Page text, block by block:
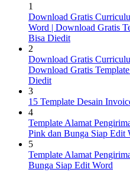
1
Download Gratis
Word | Download Gratis
Bisa Diedit
2
Download Gratis
Download Gratis
Diedit
3
15 Template Desain
4
Template Alamat
Pink dan Bunga Siap Edit
5
Template Alamat
Bunga Siap Edit Word